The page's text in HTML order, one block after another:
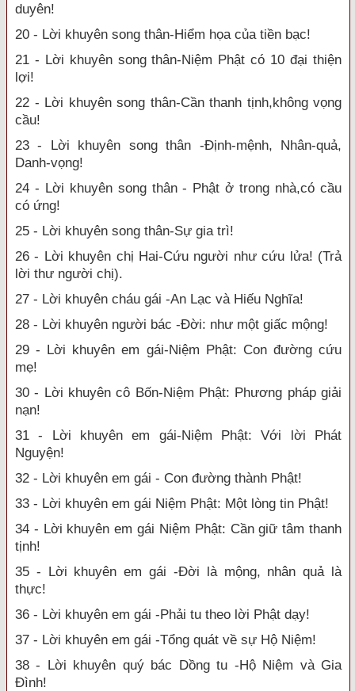
duyên!
20 - Lời khuyên song thân-Hiểm họa của tiền bạc!
21 - Lời khuyên song thân-Niệm Phật có 10 đại thiện
lợi!
22 - Lời khuyên song thân-Cần thanh tịnh,không vọng
cầu!
23 - Lời khuyên song thân -Định-mệnh, Nhân-quả,
Danh-vọng!
24 - Lời khuyên song thân - Phật ở trong nhà,có cầu
có ứng!
25 - Lời khuyên song thân-Sự gia trì!
26 - Lời khuyên chị Hai-Cứu người như cứu lửa! (Trả
lời thư người chị).
27 - Lời khuyên cháu gái -An Lạc và Hiếu Nghĩa!
28 - Lời khuyên người bác -Đời: như một giấc mộng!
29 - Lời khuyên em gái-Niệm Phật: Con đường cứu
mẹ!
30 - Lời khuyên cô Bốn-Niệm Phật: Phương pháp giải
nạn!
31 - Lời khuyên em gái-Niệm Phật: Với lời Phát
Nguyện!
32 - Lời khuyên em gái - Con đường thành Phật!
33 - Lời khuyên em gái Niệm Phật: Một lòng tin Phật!
34 - Lời khuyên em gái Niệm Phật: Cần giữ tâm thanh
tịnh!
35 - Lời khuyên em gái -Đời là mộng, nhân quả là
thực!
36 - Lời khuyên em gái -Phải tu theo lời Phật dạy!
37 - Lời khuyên em gái -Tổng quát về sự Hộ Niệm!
38 - Lời khuyên quý bác Dồng tu -Hộ Niệm và Gia
Đình!